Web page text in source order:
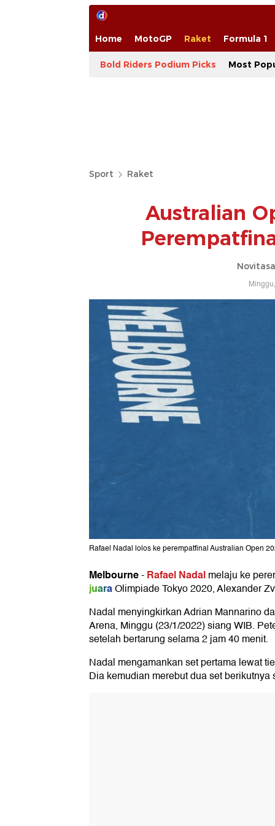
Home MotoGP Raket Formula 1
Bold Riders Podium Picks Most
Sport Raket
Australian
Rafael Nadal lolos ke perempatfinal Australian Open
Melbourne-Rafael Nadalmelaju ke
juaraOlimpiade Tokyo 2020, Alexander
Nadal menyingkirkan Adrian Mannarino
Arena, Minggu (23/1/2022) siang WIB.
setelah bertarung selama 2 jam 40 menit.
Nadal mengamankan set pertama lewat
Dia kemudian merebut dua set